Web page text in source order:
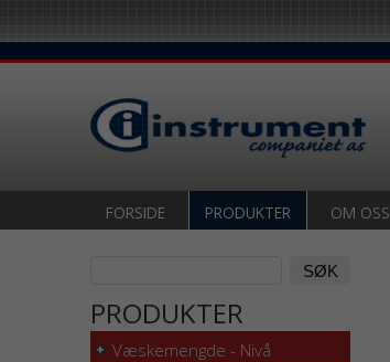
FORSIDE PRODUKTER OM OSS
PRODUKTER
Væskemengde - Nivå